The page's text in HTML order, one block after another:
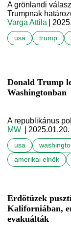
A grönlandi
Trumpnak
Varga Attila
|
usa trump
Donald Trump
Washingtonban
A republikánus
MW
| 2025.01.20.
usa
amerikai elnök
Erdőtüzek
Kaliforniában,
evakuálták